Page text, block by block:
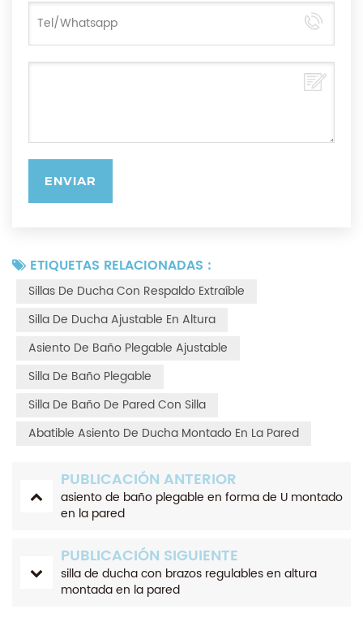
ETIQUETAS RELACIONADAS :
Sillas De Ducha Con Respaldo Extraíble
Silla De Ducha Ajustable En Altura
Asiento De Baño Plegable Ajustable
Silla De Baño Plegable
Silla De Baño De Pared Con Silla
Abatible Asiento De Ducha Montado En La Pared
PUBLICACIÓN ANTERIOR
asiento de baño plegable en forma de U montado
en la pared
PUBLICACIÓN SIGUIENTE
silla de ducha con brazos regulables en altura
montada en la pared